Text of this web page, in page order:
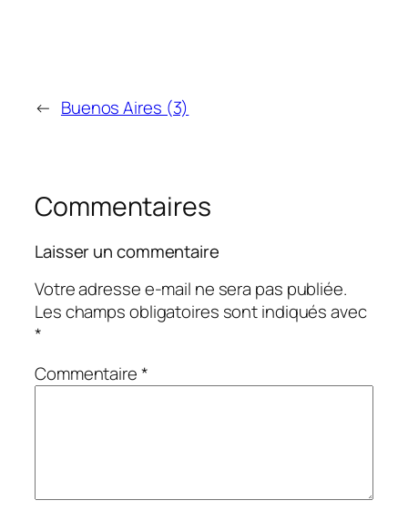
← Buenos Aires (3)
Commentaires
Laisser un commentaire
Votre adresse e-mail ne sera pas publiée.
Les champs obligatoires sont indiqués avec
*
Commentaire*